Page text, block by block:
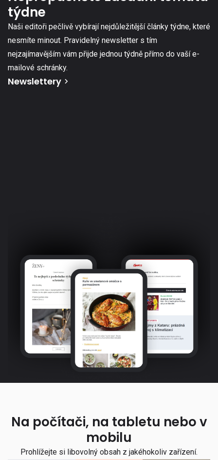
týdne
Naši editoři pečlivě vybírají nejdůležitější články týdne, které
nesmíte minout. Pravidelný newsletter s tím
nejzajímavějším vám přijde jednou týdně přímo do vaší e-
mailové schránky.
Newslettery
Na počítači, na tabletu nebo v
mobilu
Prohlížejte si libovolný obsah z jakéhokoliv zařízení.